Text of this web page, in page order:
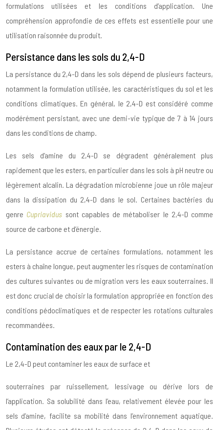
formulations utilisées et les conditions d’application. Une
compréhension approfondie de ces effets est essentielle pour une
utilisation raisonnée du produit.
Persistance dans les sols du 2,4-D
La persistance du 2,4-D dans les sols dépend de plusieurs facteurs,
notamment la formulation utilisée, les caractéristiques du sol et les
conditions climatiques. En général, le 2,4-D est considéré comme
modérément persistant, avec une demi-vie typique de 7 à 14 jours
dans les conditions de champ.
Les sels d’amine du 2,4-D se dégradent généralement plus
rapidement que les esters, en particulier dans les sols à pH neutre ou
légèrement alcalin. La dégradation microbienne joue un rôle majeur
dans la dissipation du 2,4-D dans le sol. Certaines bactéries du
genre Cupriavidus sont capables de métaboliser le 2,4-D comme
source de carbone et d’énergie.
La persistance accrue de certaines formulations, notamment les
esters à chaîne longue, peut augmenter les risques de contamination
des cultures suivantes ou de migration vers les eaux souterraines. Il
est donc crucial de choisir la formulation appropriée en fonction des
conditions pédoclimatiques et de respecter les rotations culturales
recommandées.
Contamination des eaux par le 2,4-D
Le 2,4-D peut contaminer les eaux de surface et
souterraines par ruissellement, lessivage ou dérive lors de
l’application. Sa solubilité dans l’eau, relativement élevée pour les
sels d’amine, facilite sa mobilité dans l’environnement aquatique.